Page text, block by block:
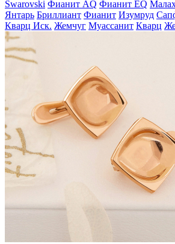
Swarovski Фианит AQ Фианит EQ
Янтарь Бриллиант Фианит Изумруд
Кварц Иск. Жемчуг Муассанит Кварц